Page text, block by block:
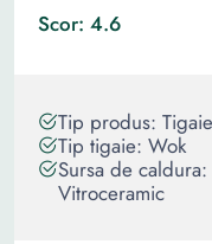
Scor: 4.6
Tip produs: Tigaie
Tip tigaie: Wok
Sursa de
Vitroceramic